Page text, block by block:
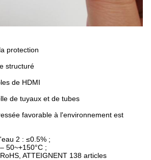
protection
structuré
de HDMI
de tuyaux et de tubes
favorable à l'environnement est
2 : ≤0.5% ;
50~+150°C ;
ATTEIGNENT 138 articles